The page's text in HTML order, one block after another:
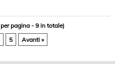
pagina - 9 in totale)
5 Avanti »